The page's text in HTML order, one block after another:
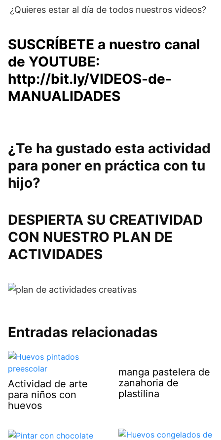
¿Quieres estar al día de todos nuestros videos?
SUSCRÍBETE a nuestro canal
de YOUTUBE:
http://bit.ly/VIDEOS-de-
MANUALIDADES
¿Te ha gustado esta actividad
para poner en práctica con tu
hijo?
DESPIERTA SU CREATIVIDAD
CON NUESTRO PLAN DE
ACTIVIDADES
Entradas relacionadas
Actividad de arte
para niños con
huevos
manga pastelera de
zanahoria de
plastilina